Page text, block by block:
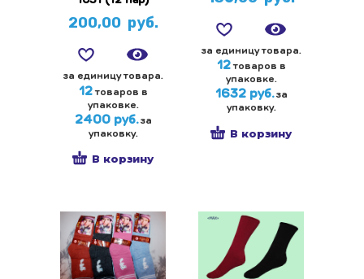
200,00 руб.
за единицу товара.
12товаров в
упаковке.
2400 руб.за
упаковку.
В корзину
за единицу товара.
12товаров в
упаковке.
1632 руб.за
упаковку.
В корзину